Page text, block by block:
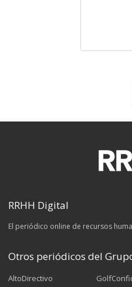
RRHH Digital
El periódico online de recursos
Otros periódicos del
AltoDirectivo